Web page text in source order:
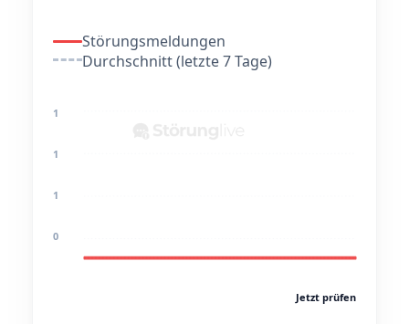
Störungsmeldungen
Durchschnitt (letzte 7 Tage)
1
1
1
0
Jetzt prüfen